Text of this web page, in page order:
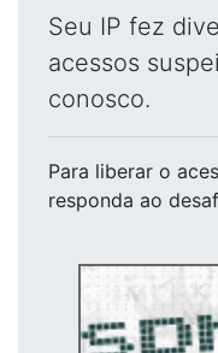
Seu IP fez
acessos
conosco.
Para liberar o
responda ao